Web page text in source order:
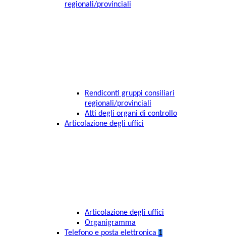
regionali/provinciali
Rendiconti gruppi consiliari
regionali/provinciali
Atti degli organi di controllo
Articolazione degli uffici
Articolazione degli uffici
Organigramma
Telefono e posta elettronica 1